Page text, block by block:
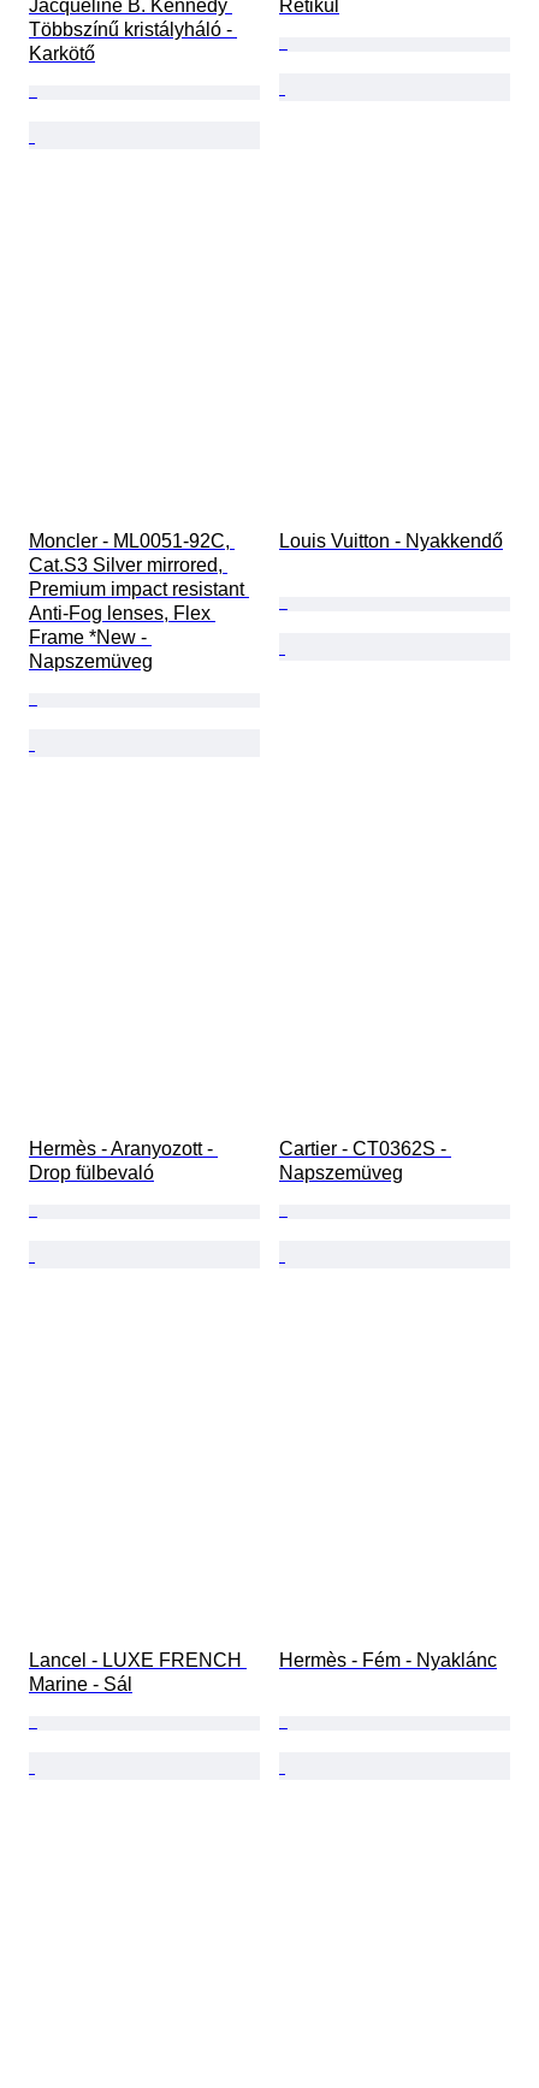
Jacqueline B. Kennedy
Többszínű kristályháló -
Karkötő
Retikül
Moncler - ML0051-92C,
Cat.S3 Silver mirrored,
Premium impact resistant
Anti-Fog lenses, Flex
Frame *New -
Napszemüveg
Louis Vuitton - Nyakkendő
Hermès - Aranyozott -
Drop fülbevaló
Cartier - CT0362S -
Napszemüveg
Lancel - LUXE FRENCH
Marine - Sál
Hermès - Fém - Nyaklánc